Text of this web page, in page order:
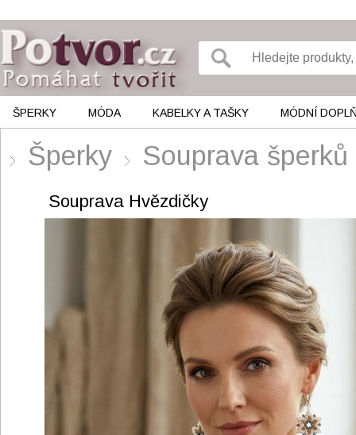
ŠPERKY MÓDA KABELKY A TAŠKY MÓDNÍ
Šperky Souprava šperků
Souprava Hvězdičky